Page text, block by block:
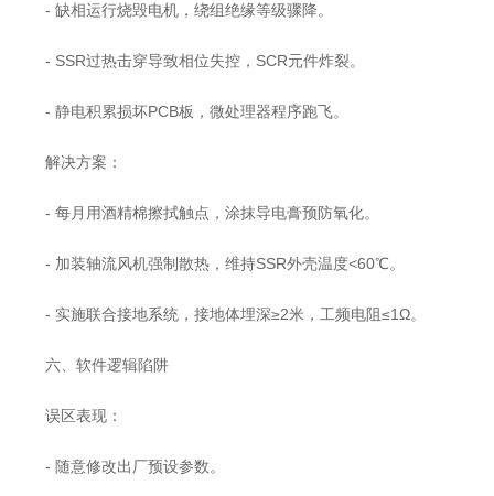
- 缺相运行烧毁电机，绕组绝缘等级骤降。
- SSR过热击穿导致相位失控，SCR元件炸裂。
- 静电积累损坏PCB板，微处理器程序跑飞。
解决方案：
- 每月用酒精棉擦拭触点，涂抹导电膏预防氧化。
- 加装轴流风机强制散热，维持SSR外壳温度<60℃。
- 实施联合接地系统，接地体埋深≥2米，工频电阻≤1Ω。
六、软件逻辑陷阱
误区表现：
- 随意修改出厂预设参数。